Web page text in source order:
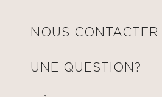
NOUS CONTACTER
UNE QUESTION?